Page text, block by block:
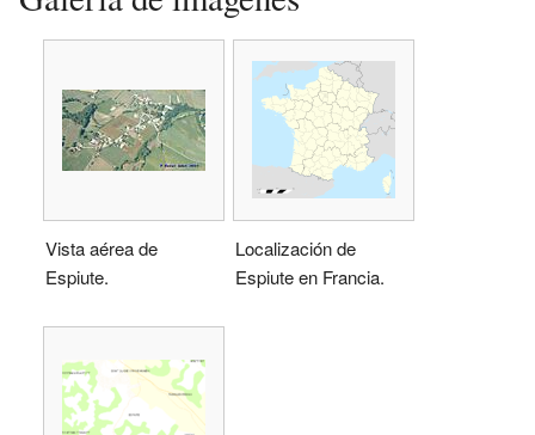
Vista aérea de
Espiute.
Localización de
Espiute en Francia.